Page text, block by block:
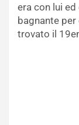
era con lui
bagnante per
trovato il